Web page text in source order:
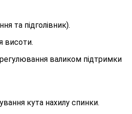
та підголівник).
висоти.
валиком підтримки
кута нахилу спинки.